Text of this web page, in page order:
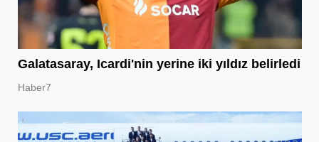
Galatasaray, Icardi'nin yerine iki yıldız belirledi
Haber7